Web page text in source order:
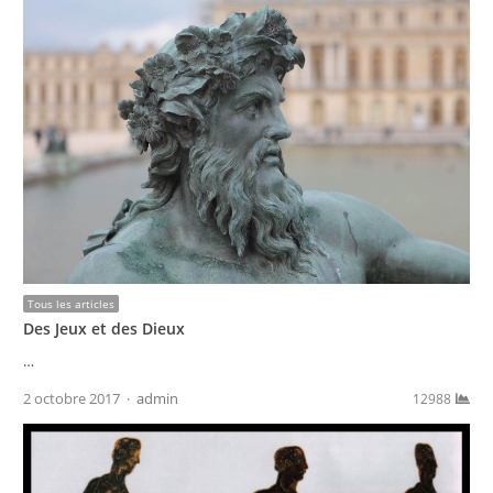
Tous les articles
Des Jeux et des Dieux
…
2 octobre 2017
Author
admin 12988